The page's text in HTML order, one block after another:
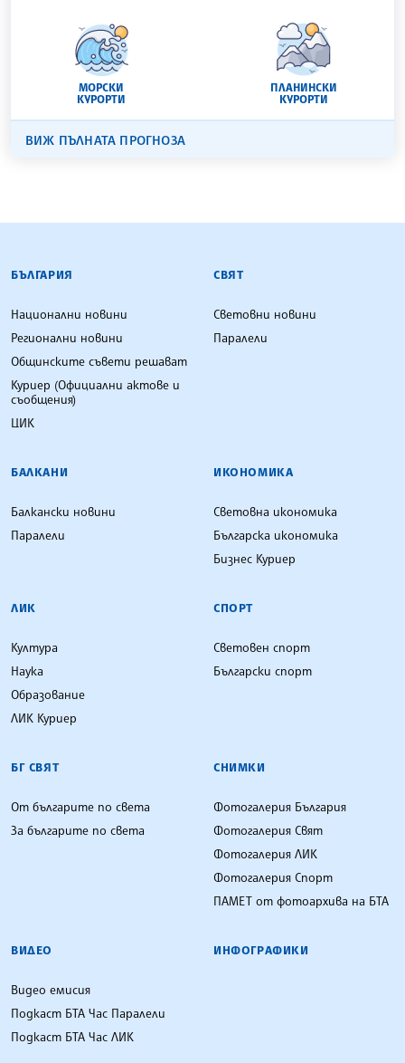
МОРСКИ
КУРОРТИ
ПЛАНИНСКИ
КУРОРТИ
ВИЖ ПЪЛНАТА ПРОГНОЗА
БЪЛГАРСКА ТЕЛЕГРАФНА АГЕНЦИЯ
БЪЛГАРИЯ
Национални новини
Регионални новини
Общинските съвети решават
Куриер (Официални актове и
съобщения)
ЦИК
СВЯТ
Световни новини
Паралели
БАЛКАНИ
Балкански новини
Паралели
ИКОНОМИКА
Световна икономика
Българска икономика
Бизнес Куриер
ЛИК
Култура
Наука
Образование
ЛИК Куриер
СПОРТ
Световен спорт
Български спорт
БГ СВЯТ
От българите по света
За българите по света
СНИМКИ
Фотогалерия България
Фотогалерия Свят
Фотогалерия ЛИК
Фотогалерия Спорт
ПАМЕТ от фотоархива на БТА
ВИДЕО
Видео емисия
Подкаст БТА Час Паралели
Подкаст БТА Час ЛИК
ИНФОГРАФИКИ